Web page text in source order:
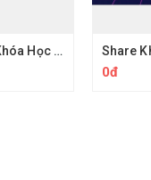
Share Combo Khóa Học Facebook Ads & YouTube Ads Chuyên Sâu
0đ